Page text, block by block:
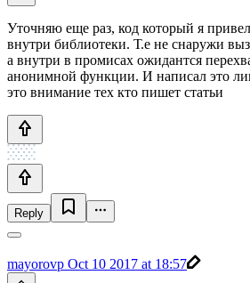
Уточняю еще раз, код который я
внутри библиотеки. Т.е не снаружи
а внутри в промисах ожидантся
анонимной функции. И написал это
это внимание тех кто пишет статьи
Reply
mayorovp Oct 10 2017 at 18:57